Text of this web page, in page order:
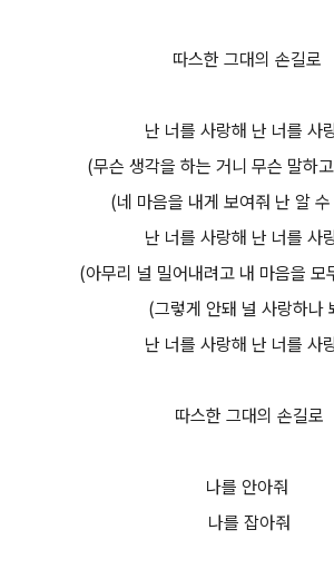
따스한 그대의 손길로
난 너를 사랑해 난 너를 사
(무슨 생각을 하는 거니 무슨 말하
(네 마음을 내게 보여줘 난 알
난 너를 사랑해 난 너를 사
(아무리 널 밀어내려고 내 마음을 모
(그렇게 안돼 널 사랑하나
난 너를 사랑해 난 너를 사
따스한 그대의 손길로
나를 안아줘
나를 잡아줘